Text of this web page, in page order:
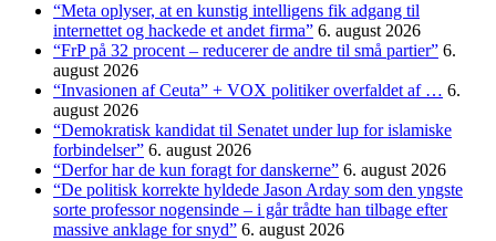
“Meta oplyser, at en kunstig intelligens fik adgang til
internettet og hackede et andet firma” 6. august 2026
“FrP på 32 procent – reducerer de andre til små partier” 6.
august 2026
“Invasionen af Ceuta” + VOX politiker overfaldet af … 6.
august 2026
“Demokratisk kandidat til Senatet under lup for islamiske
forbindelser” 6. august 2026
“Derfor har de kun foragt for danskerne” 6. august 2026
“De politisk korrekte hyldede Jason Arday som den yngste
sorte professor nogensinde – i går trådte han tilbage efter
massive anklage for snyd” 6. august 2026